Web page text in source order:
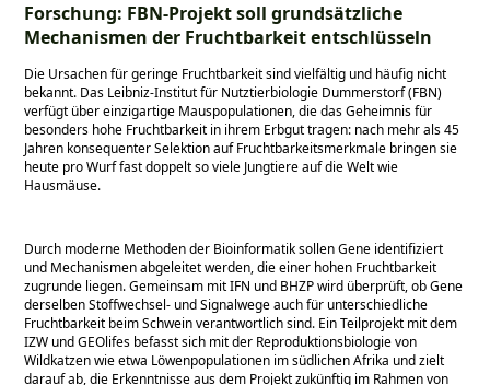
Forschung: FBN-Projekt soll grundsätzliche
Mechanismen der Fruchtbarkeit entschlüsseln
Die Ursachen für geringe Fruchtbarkeit sind vielfältig und häufig nicht
bekannt. Das Leibniz-Institut für Nutztierbiologie Dummerstorf (FBN)
verfügt über einzigartige Mauspopulationen, die das Geheimnis für
besonders hohe Fruchtbarkeit in ihrem Erbgut tragen: nach mehr als 45
Jahren konsequenter Selektion auf Fruchtbarkeitsmerkmale bringen sie
heute pro Wurf fast doppelt so viele Jungtiere auf die Welt wie
Hausmäuse.
Durch moderne Methoden der Bioinformatik sollen Gene identifiziert
und Mechanismen abgeleitet werden, die einer hohen Fruchtbarkeit
zugrunde liegen. Gemeinsam mit IFN und BHZP wird überprüft, ob Gene
derselben Stoffwechsel- und Signalwege auch für unterschiedliche
Fruchtbarkeit beim Schwein verantwortlich sind. Ein Teilprojekt mit dem
IZW und GEOlifes befasst sich mit der Reproduktionsbiologie von
Wildkatzen wie etwa Löwenpopulationen im südlichen Afrika und zielt
darauf ab, die Erkenntnisse aus dem Projekt zukünftig im Rahmen von